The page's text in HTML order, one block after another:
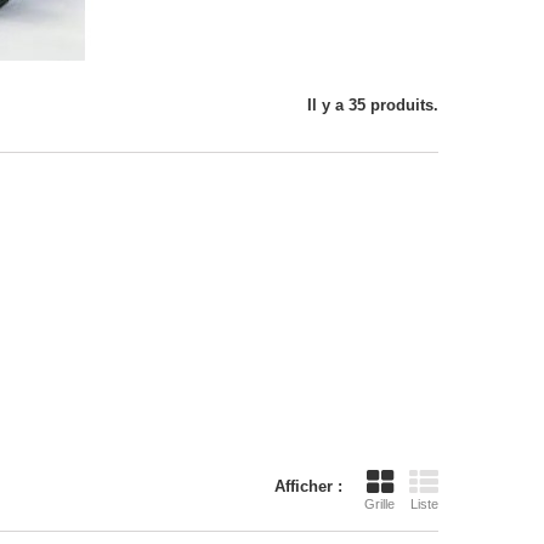
Il y a 35 produits.
Afficher :
Grille Liste